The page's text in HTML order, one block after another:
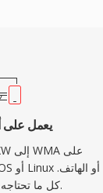
رغم أن المرمّزات
كبير في البث والاستخدام المحمول.
يعمل على
كل ما تحتاجه هو متصفح.